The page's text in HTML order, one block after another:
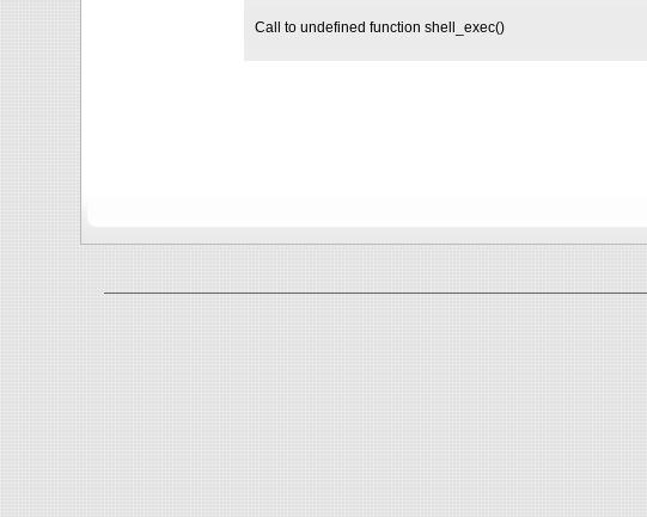
Call to undefined function shell_exec()